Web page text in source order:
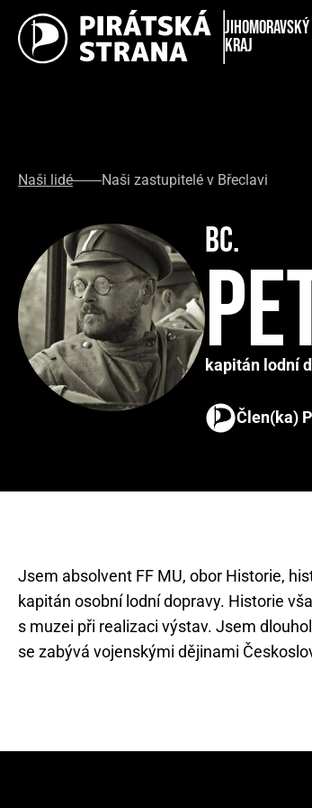
Jihomoravský
kraj
Naši lidé Naši zastupitelé v Břeclavi
Bc.
kapitán lodní
Člen(ka)
Jsem absolvent FF MU, obor Historie,
kapitán osobní lodní dopravy. Historie
s muzei při realizaci výstav. Jsem
se zabývá vojenskými dějinami